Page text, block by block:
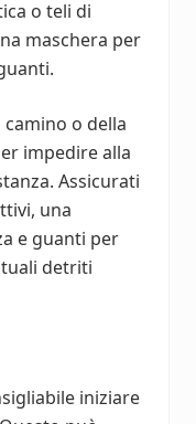
o teli di
maschera per
o della
impedire alla
Assicurati
una
e guanti per
detriti
iniziare